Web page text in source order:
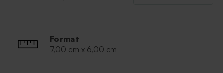
Format
7,00 cm x 6,00 cm